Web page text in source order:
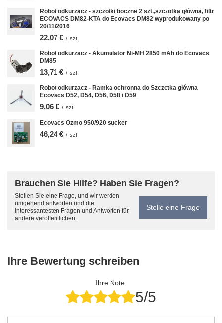
Robot odkurzacz - szczotki boczne 2 szt.,szczotka główna, filtr
ECOVACS DM82-KTA do Ecovacs DM82 wyprodukowany po
20/11/2016
22,07 € / szt.
Robot odkurzacz - Akumulator Ni-MH 2850 mAh do Ecovacs
DM85
13,71 € / szt.
Robot odkurzacz - Ramka ochronna do Szczotka główna
Ecovacs D52, D54, D56, D58 i D59
9,06 € / szt.
Ecovacs Ozmo 950/920 sucker
46,24 € / szt.
Brauchen Sie Hilfe? Haben Sie Fragen?
Stellen Sie eine Frage, und wir werden
umgehend antworten und die
interessantesten Fragen und Antworten für
andere veröffentlichen.
Stelle eine Frage
Ihre Bewertung schreiben
Ihre Note:
5/5